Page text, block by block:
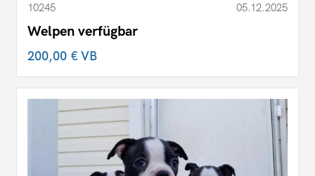
10245 05.12.2025
Welpen verfügbar
200,00 €VB